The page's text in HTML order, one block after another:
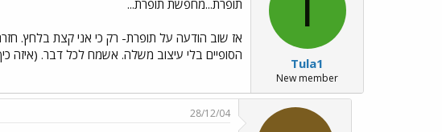
א
ר
י
ך
Tula1
New member
תופרת...מחפשת תופרת...
אז שוב הודעה על תופרת- רק כי אני קצת בלחץ.
הסופיים בלי עיצוב משלה. אשמח לכל דבר. (איזה
28/12/04